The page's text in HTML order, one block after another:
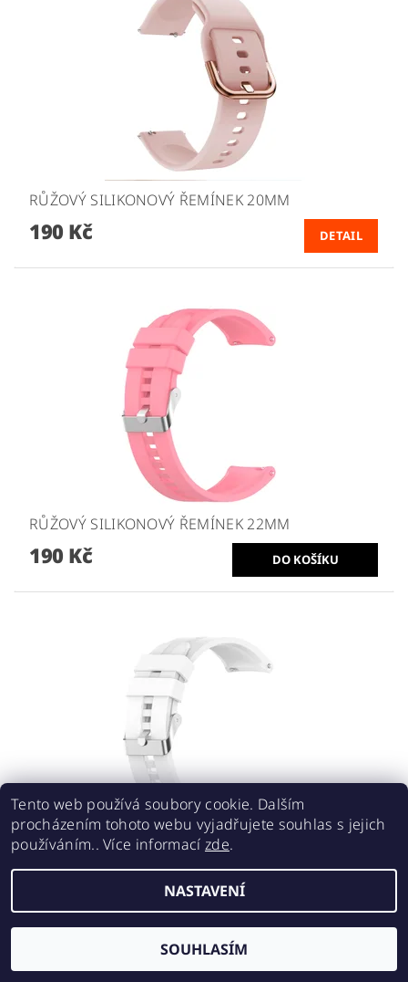
RŮŽOVÝ SILIKONOVÝ ŘEMÍNEK 20MM
190 Kč DETAIL
RŮŽOVÝ SILIKONOVÝ ŘEMÍNEK 22MM
190 Kč
SILIKONOVÝ ŘEMÍNEK 20MM - BÍLÝ
190 Kč
Tento web používá soubory cookie. Dalším
procházením tohoto webu vyjadřujete souhlas s jejich
používáním.. Více informací zde.
NASTAVENÍ
SOUHLASÍM